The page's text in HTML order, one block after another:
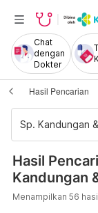
Chat
dengan
Dokter
Hasil Pencarian
Hasil
Kandungan
Menampilkan 56